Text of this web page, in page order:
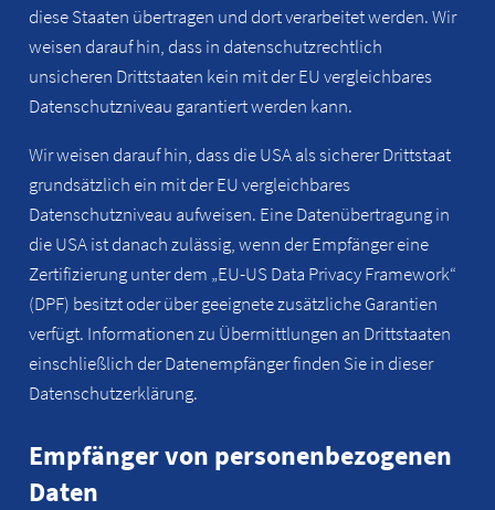
diese Staaten übertragen und dort verarbeitet werden. Wir
weisen darauf hin, dass in datenschutzrechtlich
unsicheren Drittstaaten kein mit der EU vergleichbares
Datenschutzniveau garantiert werden kann.
Wir weisen darauf hin, dass die USA als sicherer Drittstaat
grundsätzlich ein mit der EU vergleichbares
Datenschutzniveau aufweisen. Eine Datenübertragung in
die USA ist danach zulässig, wenn der Empfänger eine
Zertifizierung unter dem „EU-US Data Privacy Framework“
(DPF) besitzt oder über geeignete zusätzliche Garantien
verfügt. Informationen zu Übermittlungen an Drittstaaten
einschließlich der Datenempfänger finden Sie in dieser
Datenschutzerklärung.
Empfänger von personenbezogenen
Daten